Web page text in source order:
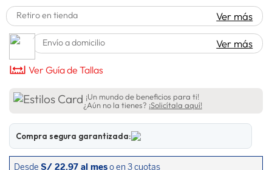
Retiro en tienda Ver más
Envío a domicilio Ver más
Ver Guía de Tallas
¡Un mundo de beneficios para ti!
¿Aún no la tienes? ¡Solicítala aquí!
Compra segura garantizada: